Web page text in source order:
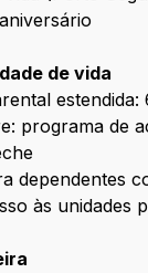
de vida
programa de
dependentes
às unidades